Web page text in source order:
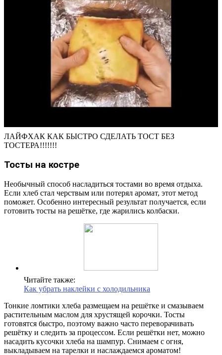
ЛАЙФХАК КАК БЫСТРО СДЕЛАТЬ ТОСТ БЕЗ
ТОСТЕРА!!!!!!!
Тосты на костре
Необычный способ насладиться тостами во время отдыха.
Если хлеб стал черствым или потерял аромат, этот метод
поможет. Особенно интересный результат получается, если
готовить тосты на решётке, где жарились колбаски.
Читайте также:
Как убрать наклейки с холодильника
Тонкие ломтики хлеба размещаем на решётке и смазываем
растительным маслом для хрустящей корочки. Тосты
готовятся быстро, поэтому важно часто переворачивать
решётку и следить за процессом. Если решётки нет, можно
насадить кусочки хлеба на шампур. Снимаем с огня,
выкладываем на тарелки и наслаждаемся ароматом!